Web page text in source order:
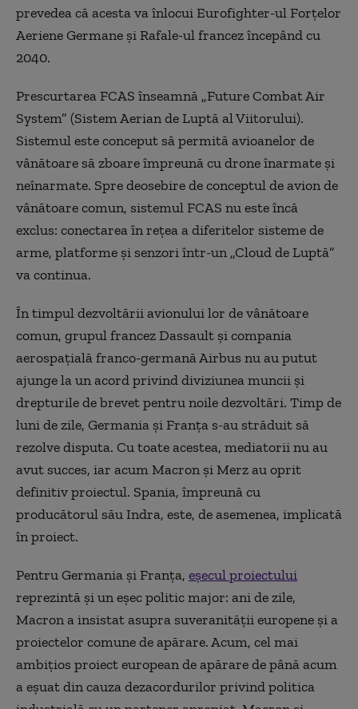
prevedea că acesta va înlocui Eurofighter-ul Forțelor
Aeriene Germane și Rafale-ul francez începând cu
2040.
Prescurtarea FCAS înseamnă „Future Combat Air
System” (Sistem Aerian de Luptă al Viitorului).
Sistemul este conceput să permită avioanelor de
vânătoare să zboare împreună cu drone înarmate și
neînarmate. Spre deosebire de conceptul de avion de
vânătoare comun, sistemul FCAS nu este încă
exclus: conectarea în rețea a diferitelor sisteme de
arme, platforme și senzori într-un „Cloud de Luptă”
va continua.
În timpul dezvoltării avionului lor de vânătoare
comun, grupul francez Dassault și compania
aerospațială franco-germană Airbus nu au putut
ajunge la un acord privind diviziunea muncii și
drepturile de brevet pentru noile dezvoltări. Timp de
luni de zile, Germania și Franța s-au străduit să
rezolve disputa. Cu toate acestea, mediatorii nu au
avut succes, iar acum Macron și Merz au oprit
definitiv proiectul. Spania, împreună cu
producătorul său Indra, este, de asemenea, implicată
în proiect.
Pentru Germania și Franța, eșecul proiectului
reprezintă și un eșec politic major: ani de zile,
Macron a insistat asupra suveranității europene și a
proiectelor comune de apărare. Acum, cel mai
ambițios proiect european de apărare de până acum
a eșuat din cauza dezacordurilor privind politica